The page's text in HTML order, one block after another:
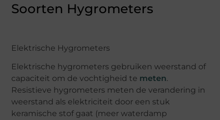
Soorten Hygrometers
Elektrische Hygrometers
Elektrische hygrometers gebruiken weerstand of
capaciteit om de vochtigheid te meten.
Resistieve hygrometers meten de verandering in
weerstand als elektriciteit door een stuk
keramische stof gaat (meer waterdamp